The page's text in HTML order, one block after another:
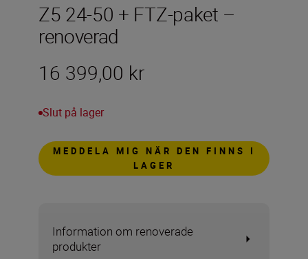
Z5 24-50 + FTZ-paket –
renoverad
16 399,00 kr
Slut på lager
MEDDELA MIG NÄR DEN FINNS I
LAGER
Information om renoverade
produkter